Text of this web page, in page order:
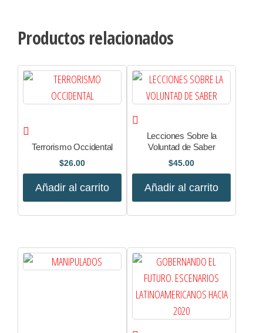
Productos relacionados
Terrorismo Occidental
$26.00
Añadir al carrito
Lecciones Sobre la
Voluntad de Saber
$45.00
Añadir al carrito